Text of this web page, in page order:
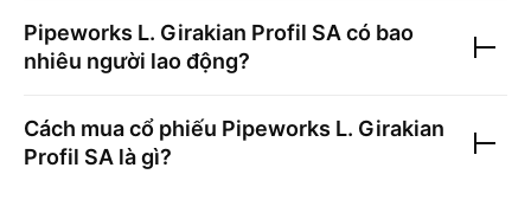
Pipeworks L. Girakian Profil SA có bao
nhiêu người lao động?
Cách mua cổ phiếu Pipeworks L. Girakian
Profil SA là gì?